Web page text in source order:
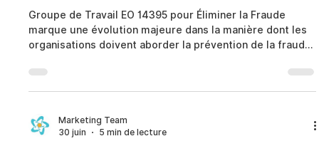
Groupe de Travail EO 14395 pour Éliminer la Fraude
marque une évolution majeure dans la manière dont les
organisations doivent aborder la prévention de la fraude,
de s'appuyer sur des enquêtes réactives, Groupe de
Travail EO 14395 pour Éliminer la Fraude privilégie des
renforcés, une collaboration interfonctionnelle et une
gouvernance fondée sur des preuves. Les organisa
Marketing Team
30 juin
5 min de lecture